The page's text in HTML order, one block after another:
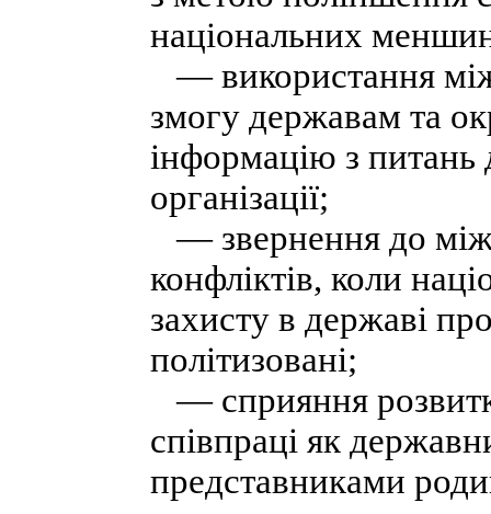
національних
— використання
змогу державам та
інформацію з питань
організації;
— звернення до
конфліктів, коли
захисту в державі
політизовані;
— сприяння
співпраці як
представниками